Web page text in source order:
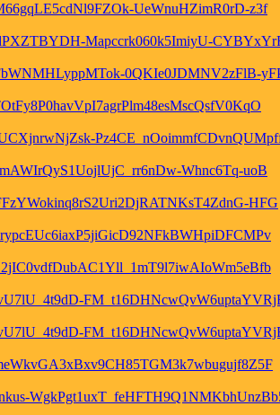
UeWnuHZimR0rD-z3f
Mapccrk060k5ImiyU-
0QKIe0JDMNV2zFlB-
Whnc6Tq-uoB
HFG